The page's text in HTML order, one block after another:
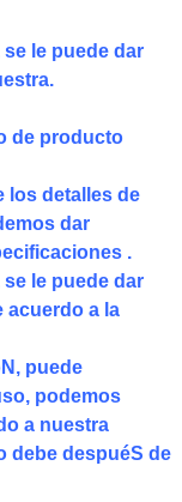
le puede dar
de producto
los detalles de
dar
.
le puede dar
acuerdo a la
puede
podemos
a nuestra
debe despuéS de